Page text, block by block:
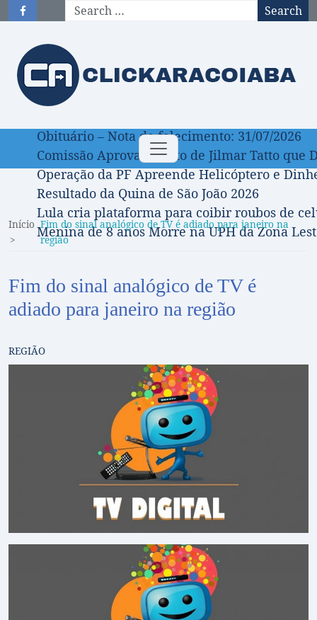
Search
Toggle
navigation
Obituário – Nota de falecimento: 31/07/2026
Comissão Aprova Projeto de Jilmar Tatto
Operação da PF Apreende Helicóptero e
Resultado da Quina de São João 2026
Lula cria plataforma para coibir roubos de
Menina de 8 anos Morre na UPH da Zona
Início Fim do sinal analógico de TV é adiado para janeiro na
região
Fim do sinal analógico de TV é
adiado para janeiro na região
REGIÃO